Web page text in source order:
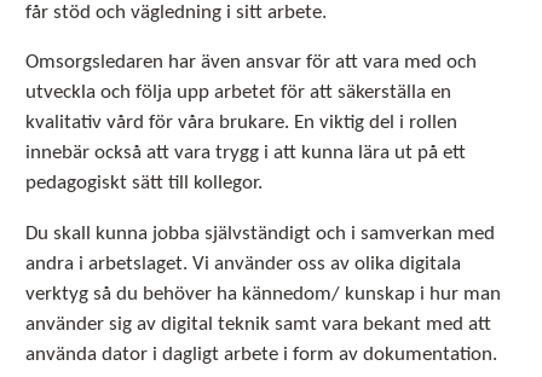
får stöd och vägledning i sitt arbete.
Omsorgsledaren har även ansvar för att vara med och
utveckla och följa upp arbetet för att säkerställa en
kvalitativ vård för våra brukare. En viktig del i rollen
innebär också att vara trygg i att kunna lära ut på ett
pedagogiskt sätt till kollegor.
Du skall kunna jobba självständigt och i samverkan med
andra i arbetslaget. Vi använder oss av olika digitala
verktyg så du behöver ha kännedom/ kunskap i hur man
använder sig av digital teknik samt vara bekant med att
använda dator i dagligt arbete i form av dokumentation.